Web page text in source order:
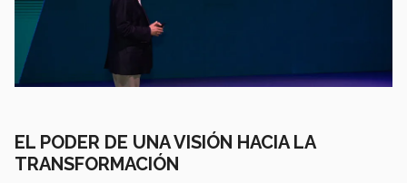
EL PODER DE UNA VISIÓN HACIA LA
TRANSFORMACIÓN